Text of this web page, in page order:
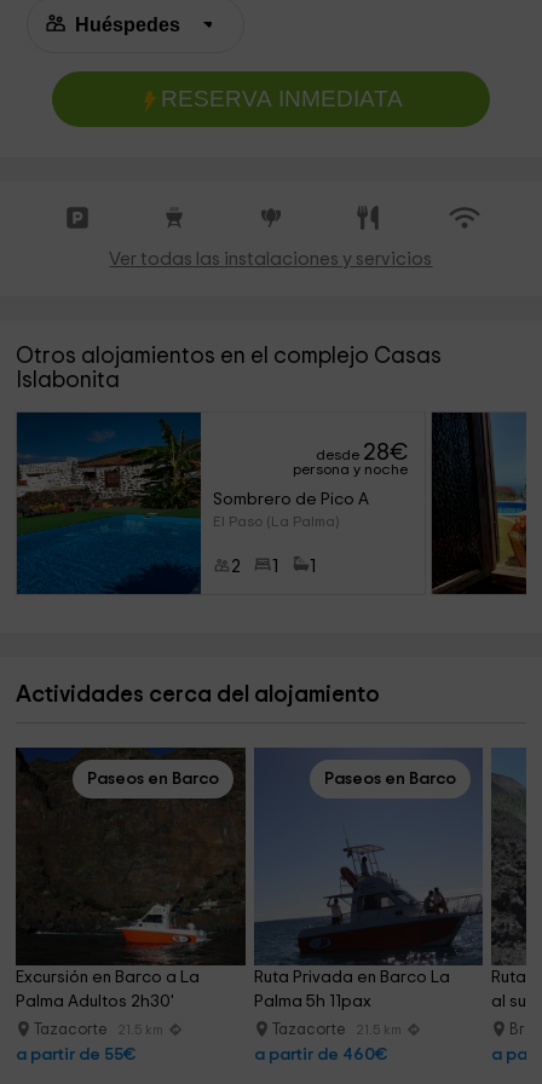
RESERVA INMEDIATA
Ver todas las instalaciones y servicios
Otros alojamientos en el complejo Casas
Islabonita
desde 28€
persona y noche
Sombrero de Pico A
El Paso (La Palma)
2
Actividades cerca del alojamiento
Paseos en Barco
Excursión en Barco a La
Palma Adultos 2h30'
Tazacorte 21.5 km
a partir de 55€
Paseos en Barco
Ruta Privada en Barco La
Palma 5h 11pax
Tazacorte 21.5 km
a partir de 460€
Ruta
al sur
a